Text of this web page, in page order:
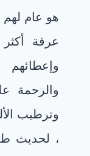
هو عام
عرفة
والرحمة
وترطيب
، لحديث